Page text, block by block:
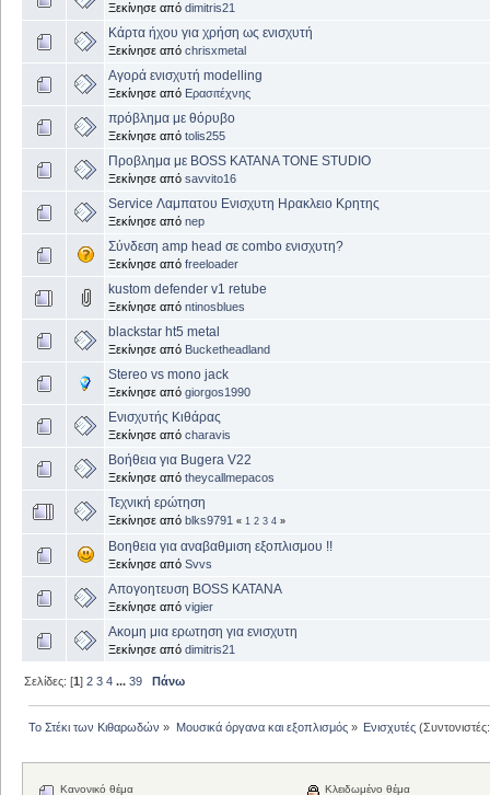
Ξεκίνησε από dimitris21
Κάρτα ήχου για χρήση ως ενισχυτή
Ξεκίνησε από chrisxmetal
Αγορά ενισχυτή modelling
Ξεκίνησε από Ερασιτέχνης
πρόβλημα με θόρυβο
Ξεκίνησε από tolis255
Προβλημα με BOSS KATANA TONE STUDIO
Ξεκίνησε από savvito16
Service Λαμπατου Ενισχυτη Ηρακλειο Κρητης
Ξεκίνησε από nep
Σύνδεση amp head σε combo ενισχυτη?
Ξεκίνησε από freeloader
kustom defender v1 retube
Ξεκίνησε από ntinosblues
blackstar ht5 metal
Ξεκίνησε από Bucketheadland
Stereo vs mono jack
Ξεκίνησε από giorgos1990
Ενισχυτής Κιθάρας
Ξεκίνησε από charavis
Βοήθεια για Bugera V22
Ξεκίνησε από theycallmepacos
Τεχνική ερώτηση
Ξεκίνησε από blks9791 « 1 2 3 4 »
Βοηθεια για αναβαθμιση εξοπλισμου !!
Ξεκίνησε από Svvs
Απογοητευση BOSS KATANA
Ξεκίνησε από vigier
Ακομη μια ερωτηση για ενισχυτη
Ξεκίνησε από dimitris21
Σελίδες: [1]2 3 4 ...39 Πάνω
Το Στέκι των Κιθαρωδών » Μουσικά όργανα και εξοπλισμός» Ενισχυτές
Κανονικό θέμα Κλειδωμένο θέμα